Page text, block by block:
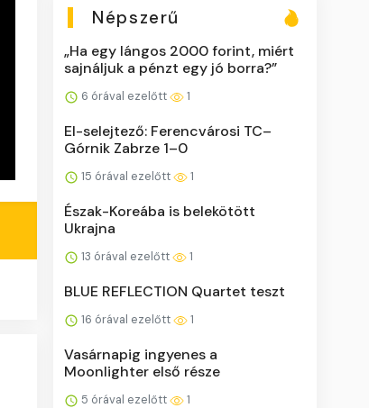
Népszerű
„Ha egy lángos 2000 forint, miért
sajnáljuk a pénzt egy jó borra?”
6 órával ezelőtt 1
El-selejtező: Ferencvárosi TC–
Górnik Zabrze 1–0
15 órával ezelőtt 1
Észak-Koreába is belekötött
Ukrajna
13 órával ezelőtt 1
BLUE REFLECTION Quartet teszt
16 órával ezelőtt 1
Vasárnapig ingyenes a
Moonlighter első része
5 órával ezelőtt 1